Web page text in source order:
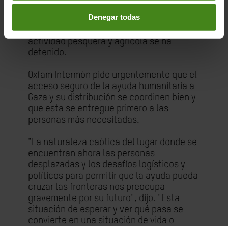
Denegar todas
Alimentos de la ONU ha tenido que reducir
su asistencia en un 60 por ciento. Toda la
actividad pesquera y agrícola se ha
detenido.
Oxfam Intermón pide urgentemente que el
acceso seguro de la ayuda humanitaria a
Gaza y su distribución se coordinen bien y
que esta se entregue primero a las
personas más necesitadas.
"La naturaleza caótica del lugar donde se
encuentran ahora las personas
desplazadas y los desafíos logísticos y
políticos para permitir que la ayuda pueda
cruzar las fronteras nos preocupa
gravemente por su futuro", dijo. "Esta
situación de esperar y ver qué pasa se
convierte en una situación de vida o